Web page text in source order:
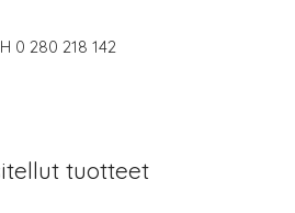
0 280 218 142
tuotteet